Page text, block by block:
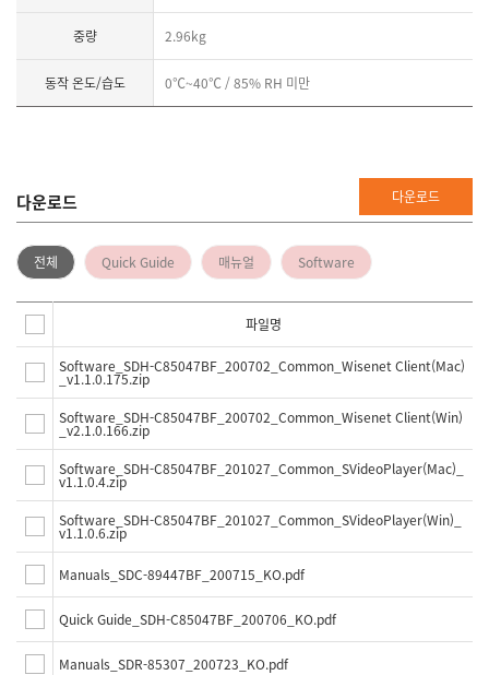
중량 2.96kg
동작 온도/습도 0℃~40℃ / 85% RH 미만
다운로드 다운로드
전체 Quick Guide 매뉴얼 Software
파일명
Software_SDH-C85047BF_200702_Common_Wisenet Client(Mac)
_v1.1.0.175.zip
Software_SDH-C85047BF_200702_Common_Wisenet Client(Win)
_v2.1.0.166.zip
Software_SDH-C85047BF_201027_Common_SVideoPlayer(Mac)_
v1.1.0.4.zip
Software_SDH-C85047BF_201027_Common_SVideoPlayer(Win)_
v1.1.0.6.zip
Manuals_SDC-89447BF_200715_KO.pdf
Quick Guide_SDH-C85047BF_200706_KO.pdf
Manuals_SDR-85307_200723_KO.pdf